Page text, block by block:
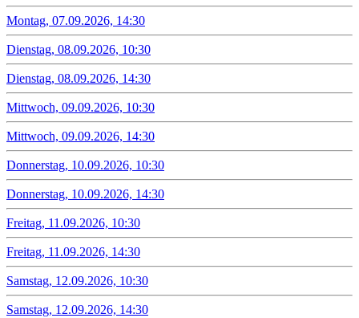
Montag, 07.09.2026, 14:30
Dienstag, 08.09.2026, 10:30
Dienstag, 08.09.2026, 14:30
Mittwoch, 09.09.2026, 10:30
Mittwoch, 09.09.2026, 14:30
Donnerstag, 10.09.2026, 10:30
Donnerstag, 10.09.2026, 14:30
Freitag, 11.09.2026, 10:30
Freitag, 11.09.2026, 14:30
Samstag, 12.09.2026, 10:30
Samstag, 12.09.2026, 14:30